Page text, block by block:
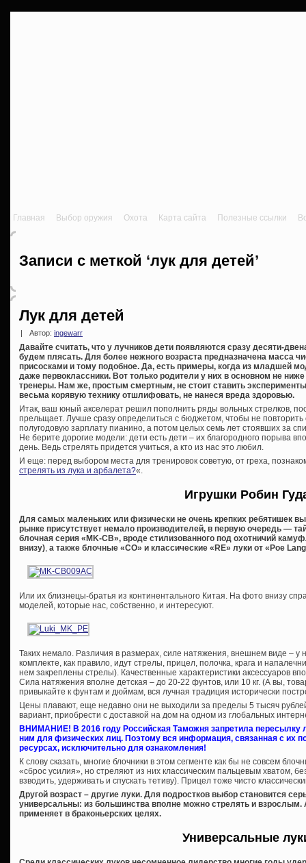
Главная Выбор оружия Охота Карта сайта Полезные ссылки
Записи с меткой ‘лук для детей’
Лук для детей
Автор: ingewarr
Давайте считать, что у лучников дети появляются сразу десяти-
будем плясать. Для более нежного возраста предназначена масса
присосками и тому подобное. Да, есть примеры, когда из младшей
даже первоклассники. Вот только родители у них в основном не
тренеры. Нам же, простым смертным, не стоит ставить
весьма корявую технику отшлифовать, не нанеся вреда здоровью.
Итак, ваш юный акселерат решил пополнить ряды вольных стрелков,
прельщает. Лучше сразу определиться с бюджетом, чтобы не
полугодовую зарплату пианино, а потом целых семь лет стоявших за
Не берите дорогие модели: дети есть дети – их благородного порыва
день. Ведь стрелять придется учиться, а кто из нас это любил.
И еще: перед выбором места для тренировок советую, от греха,
стрелять из лука и арбалета?«.
Игрушки Робин
Для самых маленьких или физически не очень крепких ребятишек
рынке присутствует немало производителей, в первую очередь —
блочная серия «MK-CB», вроде стилизованного под охотничий
внизу), а также блочные «CO» и классические «RE» луки от «Poe
Или их близнецы-братья из континентального Китая. На фото внизу
моделей, которые нас, собственно, и интересуют.
Таких немало. Различия в размерах, силе натяжения, внешнем виде – у
комплекте, как правило, идут стрелы, прицел, полочка, крага и
нем закреплены стрелы). Качественные характеристики аксессуаров
Сила натяжения вполне детская – до 20-22 фунтов, или 10 кг. (А вы,
привыкайте к фунтам и дюймам, вся лучная традиция исторически
Цены плавают, еще недавно они не выходили за пределы 5 тысяч
вариант, приобрести с доставкой на дом на одном из глобальных
ВНИМАНИЕ! В 2016 году Российская Таможня запретила пересылку
ним для физических лиц. Поэтому вся информация, связанная с
ресурсах, исключительно для ознакомления!
К слову сказать, многие блочники в этом сегменте как бы не совсем
«сброс усилия», но стреляют из них классическим пальцевым хватом,
взводить, удерживать и спускать тетиву). Прицел тоже чисто
Другой возраст – другие луки. Для подростков выбор становится
универсальны: из большинства вполне можно стрелять и взрослым.
применяет в браконьерских целях.
Универсальные